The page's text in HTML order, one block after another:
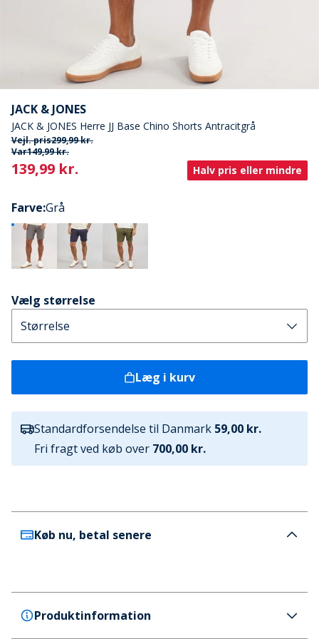
JACK & JONES
JACK & JONES Herre JJ Base Chino Shorts Antracitgrå
Vejl. pris299,99 kr.
Var149,99 kr.
Current
139,99 kr. Halv pris eller mindre
Farve:Grå
Vælg størrelse
Læg i kurv
Standardforsendelse til Danmark 59,00 kr.
Fri fragt ved køb over 700,00 kr.
Køb nu, betal senere
Produktinformation